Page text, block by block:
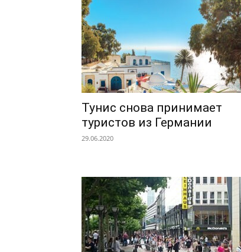
Тунис снова принимает
туристов из Германии
29.06.2020